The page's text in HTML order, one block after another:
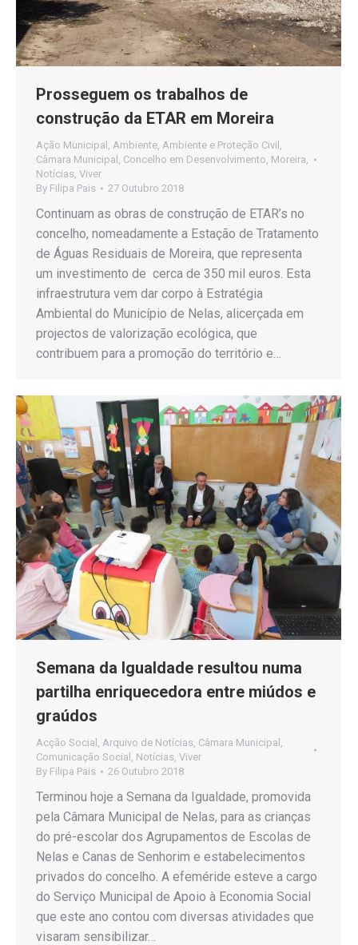
Prosseguem os trabalhos de
construção da ETAR em Moreira
Ação Municipal , Ambiente, Ambiente e Proteção Civil ,
Câmara Municipal , Concelho em Desenvolvimento, Moreira,
Notícias, Viver
By Filipa Pais 27 Outubro 2018
Continuam as obras de construção de ETAR’s no
concelho, nomeadamente a Estação de Tratamento
de Águas Residuais de Moreira, que representa
um investimento de cerca de 350 mil euros. Esta
infraestrutura vem dar corpo à Estratégia
Ambiental do Município de Nelas, alicerçada em
projectos de valorização ecológica, que
contribuem para a promoção do território e…
Semana da Igualdade resultou numa
partilha enriquecedora entre miúdos e
graúdos
Acção Social Arquivo de Notícias Câmara Municipal
Comunicação Social Notícias Viver
By Filipa Pais 26 Outubro 2018
Terminou hoje a Semana da Igualdade, promovida
pela Câmara Municipal de Nelas, para as crianças
do pré-escolar dos Agrupamentos de Escolas de
Nelas e Canas de Senhorim e estabelecimentos
privados do concelho. A efeméride esteve a cargo
do Serviço Municipal de Apoio à Economia Social
que este ano contou com diversas atividades que
visaram sensibilizar…